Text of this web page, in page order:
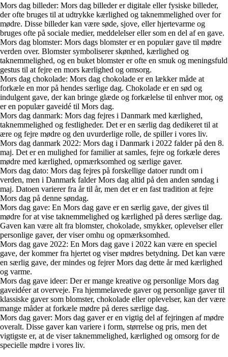
Mors dag billeder: Mors dag billeder er digitale eller fysiske billeder,
der ofte bruges til at udtrykke kærlighed og taknemmelighed over for
mødre. Disse billeder kan være søde, sjove, eller hjertevarme og
bruges ofte på sociale medier, meddelelser eller som en del af en gave.
Mors dag blomster: Mors dags blomster er en populær gave til mødre
verden over. Blomster symboliserer skønhed, kærlighed og
taknemmelighed, og en buket blomster er ofte en smuk og meningsfuld
gestus til at fejre en mors kærlighed og omsorg.
Mors dag chokolade: Mors dag chokolade er en lækker måde at
forkæle en mor på hendes særlige dag. Chokolade er en sød og
indulgent gave, der kan bringe glæde og forkælelse til enhver mor, og
er en populær gaveidé til Mors dag.
Mors dag danmark: Mors dag fejres i Danmark med kærlighed,
taknemmelighed og festligheder. Det er en særlig dag dedikeret til at
ære og fejre mødre og den uvurderlige rolle, de spiller i vores liv.
Mors dag danmark 2022: Mors dag i Danmark i 2022 falder på den 8.
maj. Det er en mulighed for familier at samles, fejre og forkæle deres
mødre med kærlighed, opmærksomhed og særlige gaver.
Mors dag dato: Mors dag fejres på forskellige datoer rundt om i
verden, men i Danmark falder Mors dag altid på den anden søndag i
maj. Datoen varierer fra år til år, men det er en fast tradition at fejre
Mors dag på denne søndag.
Mors dag gave: En Mors dag gave er en særlig gave, der gives til
mødre for at vise taknemmelighed og kærlighed på deres særlige dag.
Gaven kan være alt fra blomster, chokolade, smykker, oplevelser eller
personlige gaver, der viser omhu og opmærksomhed.
Mors dag gave 2022: En Mors dag gave i 2022 kan være en speciel
gave, der kommer fra hjertet og viser mødres betydning. Det kan være
en særlig gave, der mindes og fejrer Mors dag dette år med kærlighed
og varme.
Mors dag gave ideer: Der er mange kreative og personlige Mors dag
gaveidéer at overveje. Fra hjemmelavede gaver og personlige gaver til
klassiske gaver som blomster, chokolade eller oplevelser, kan der være
mange måder at forkæle mødre på deres særlige dag.
Mors dag gaver: Mors dag gaver er en vigtig del af fejringen af mødre
overalt. Disse gaver kan variere i form, størrelse og pris, men det
vigtigste er, at de viser taknemmelighed, kærlighed og omsorg for de
specielle mødre i vores liv.